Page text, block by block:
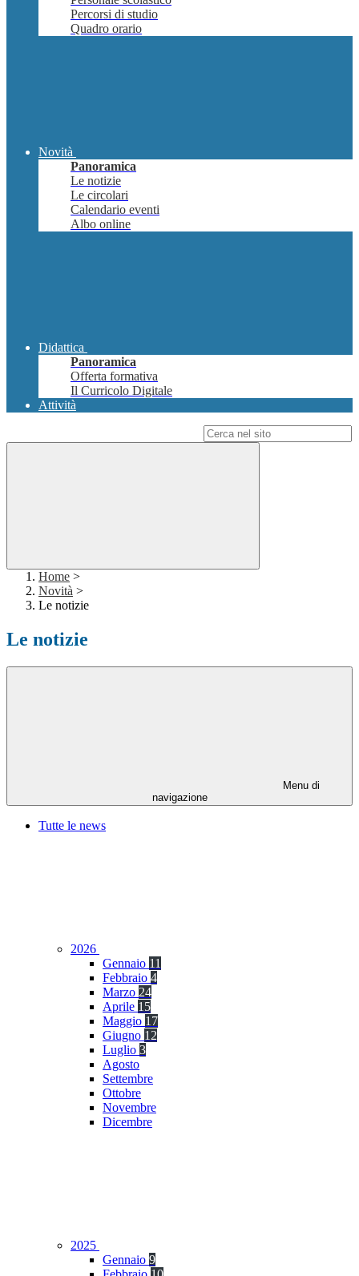
Percorsi di studio
Quadro orario
Novità
Panoramica
Le notizie
Le circolari
Calendario eventi
Albo online
Didattica
Panoramica
Offerta formativa
Il Curricolo Digitale
Attività
Home >
Novità >
Le notizie
Le notizie
Menu di
navigazione
Tutte le news
2026
Gennaio 11
Febbraio 4
Marzo 24
Aprile 15
Maggio 17
Giugno 12
Luglio 3
Agosto
Settembre
Ottobre
Novembre
Dicembre
2025
Gennaio 9